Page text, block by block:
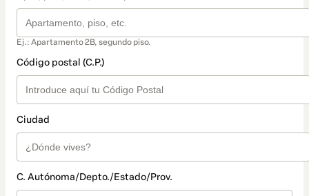
Ej.: Apartamento 2B, segundo piso.
Código postal (C.P.)
Ciudad
C. Autónoma/Depto./Estado/Prov.